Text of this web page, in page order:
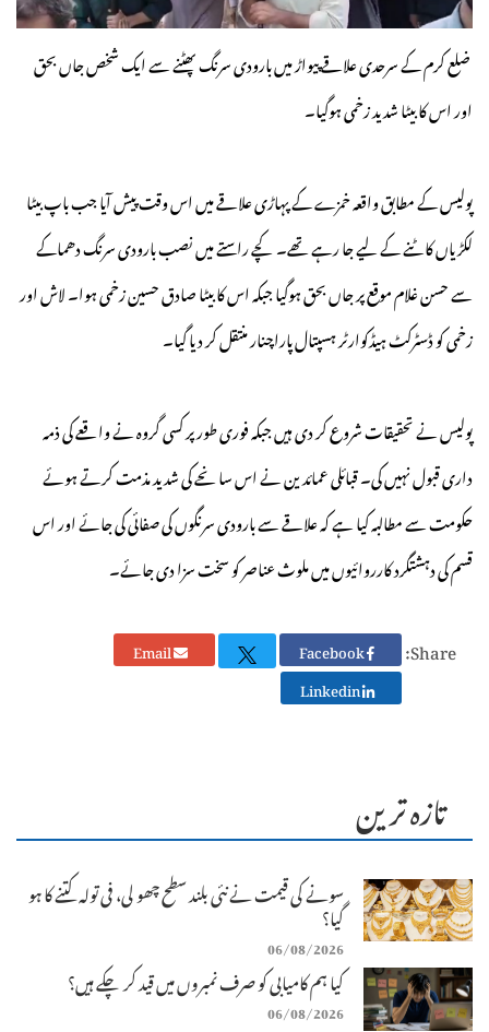
ضلع کرم کے سرحدی علاقے پیواڑ میں بارودی سرنگ پھٹنے سے ایک شخص جاں بحق
اور اس کا بیٹا شدید زخمی ہوگیا۔
پولیس کے مطابق واقعہ خمزے کے پہاڑی علاقے میں اس وقت پیش آیا جب باپ بیٹا
لکڑیاں کاٹنے کے لیے جا رہے تھے۔ کچے راستے میں نصب بارودی سرنگ دھماکے
سے حسن غلام موقع پر جاں بحق ہوگیا جبکہ اس کا بیٹا صادق حسین زخمی ہوا۔ لاش اور
زخمی کو ڈسٹرکٹ ہیڈکوارٹر ہسپتال پاراچنار منتقل کر دیا گیا۔
پولیس نے تحقیقات شروع کر دی ہیں جبکہ فوری طور پر کسی گروہ نے واقعے کی ذمہ
داری قبول نہیں کی۔ قبائلی عمائدین نے اس سانحے کی شدید مذمت کرتے ہوئے
حکومت سے مطالبہ کیا ہے کہ علاقے سے بارودی سرنگوں کی صفائی کی جائے اور اس
قسم کی دہشتگرد کارروائیوں میں ملوث عناصر کو سخت سزا دی جائے۔
Share:
Email
Linkedin
تازہ ترین
سونے کی قیمت نے نئی بلند سطح چھو لی، فی تولہ کتنے کا ہو
گیا؟
06/08/2026
کیا ہم کامیابی کو صرف نمبروں میں قید کر چکے ہیں؟
06/08/2026